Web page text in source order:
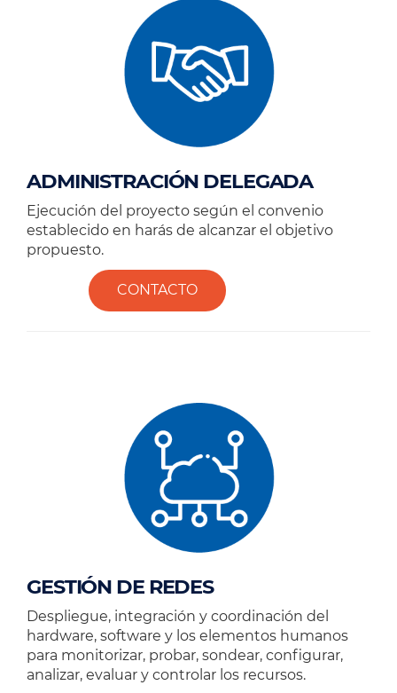
ADMINISTRACIÓN DELEGADA
Ejecución del proyecto según el convenio
establecido en harás de alcanzar el objetivo
propuesto.
CONTACTO
GESTIÓN DE REDES
Despliegue, integración y coordinación del
hardware, software y los elementos humanos
para monitorizar, probar, sondear, configurar,
analizar, evaluar y controlar los recursos.